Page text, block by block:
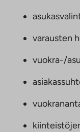
varausten
vuokra-/